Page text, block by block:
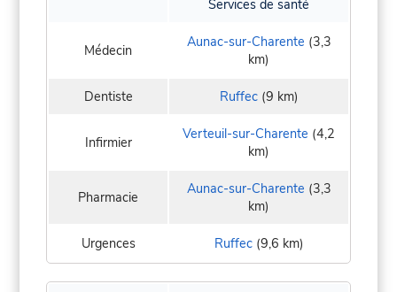
Services de santé
Médecin Aunac-sur-Charente (3,3
km)
Dentiste Ruffec(9 km)
Infirmier Verteuil-sur-Charente (4,2
km)
Pharmacie Aunac-sur-Charente (3,3
km)
Urgences Ruffec(9,6 km)